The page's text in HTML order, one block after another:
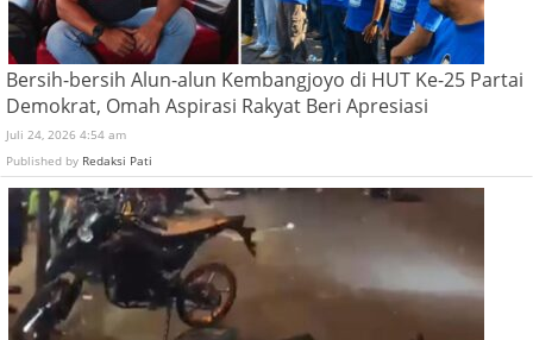
Bersih-bersih Alun-alun Kembangjoyo di HUT Ke-25 Partai
Demokrat, Omah Aspirasi Rakyat Beri Apresiasi
Juli 24, 2026 4:54 am
Published by Redaksi Pati